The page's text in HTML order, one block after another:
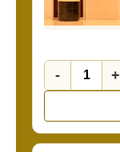
- +